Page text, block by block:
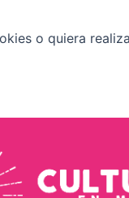
o quiera